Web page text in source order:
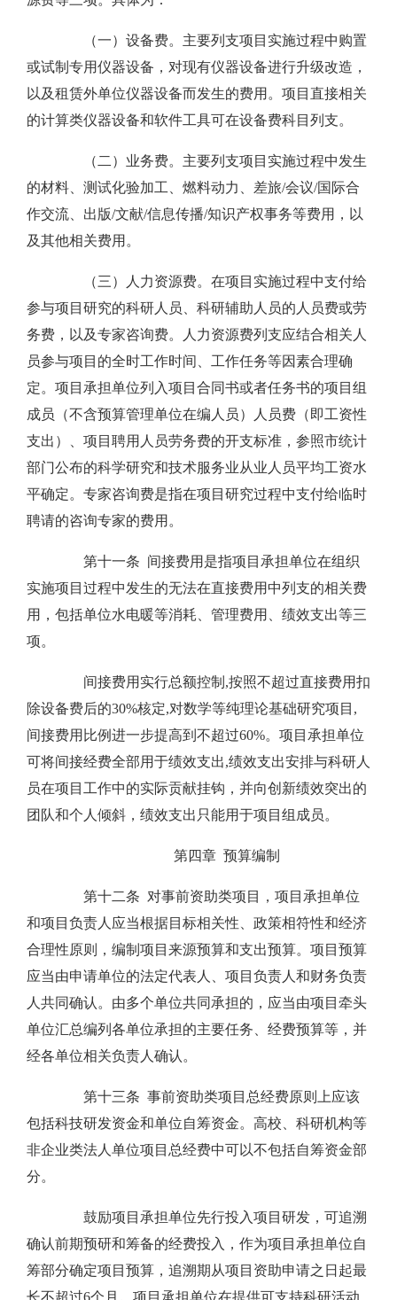
（一）设备费。主要列支项目实施过程中购置
或试制专用仪器设备，对现有仪器设备进行升级改造，
以及租赁外单位仪器设备而发生的费用。项目直接相关
的计算类仪器设备和软件工具可在设备费科目列支。
（二）业务费。主要列支项目实施过程中发生
的材料、测试化验加工、燃料动力、差旅/会议/国际合
作交流、出版/文献/信息传播/知识产权事务等费用，以
及其他相关费用。
（三）人力资源费。在项目实施过程中支付给
参与项目研究的科研人员、科研辅助人员的人员费或劳
务费，以及专家咨询费。人力资源费列支应结合相关人
员参与项目的全时工作时间、工作任务等因素合理确
定。项目承担单位列入项目合同书或者任务书的项目组
成员（不含预算管理单位在编人员）人员费（即工资性
支出）、项目聘用人员劳务费的开支标准，参照市统计
部门公布的科学研究和技术服务业从业人员平均工资水
平确定。专家咨询费是指在项目研究过程中支付给临时
聘请的咨询专家的费用。
第十一条 间接费用是指项目承担单位在组织
实施项目过程中发生的无法在直接费用中列支的相关费
用，包括单位水电暖等消耗、管理费用、绩效支出等三
项。
间接费用实行总额控制,按照不超过直接费用扣
除设备费后的30%核定,对数学等纯理论基础研究项目,
间接费用比例进一步提高到不超过60%。项目承担单位
可将间接经费全部用于绩效支出,绩效支出安排与科研人
员在项目工作中的实际贡献挂钩，并向创新绩效突出的
团队和个人倾斜，绩效支出只能用于项目组成员。
第四章 预算编制
第十二条 对事前资助类项目，项目承担单位
和项目负责人应当根据目标相关性、政策相符性和经济
合理性原则，编制项目来源预算和支出预算。项目预算
应当由申请单位的法定代表人、项目负责人和财务负责
人共同确认。由多个单位共同承担的，应当由项目牵头
单位汇总编列各单位承担的主要任务、经费预算等，并
经各单位相关负责人确认。
第十三条 事前资助类项目总经费原则上应该
包括科技研发资金和单位自筹资金。高校、科研机构等
非企业类法人单位项目总经费中可以不包括自筹资金部
分。
鼓励项目承担单位先行投入项目研发，可追溯
确认前期预研和筹备的经费投入，作为项目承担单位自
筹部分确定项目预算，追溯期从项目资助申请之日起最